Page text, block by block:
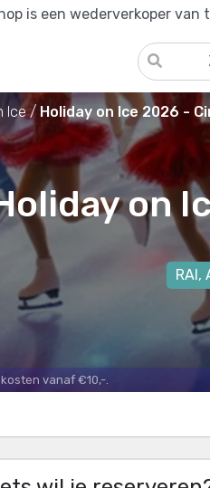
is een wederverkoper
Ice Holiday on Ice 2026 -
on
RAI,
vanaf €10,-.